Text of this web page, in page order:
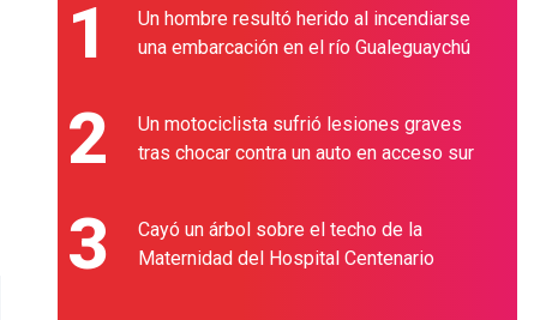
1
Un hombre resultó herido al incendiarse
una embarcación en el río Gualeguaychú
2
Un motociclista sufrió lesiones graves
tras chocar contra un auto en acceso sur
3
Cayó un árbol sobre el techo de la
Maternidad del Hospital Centenario